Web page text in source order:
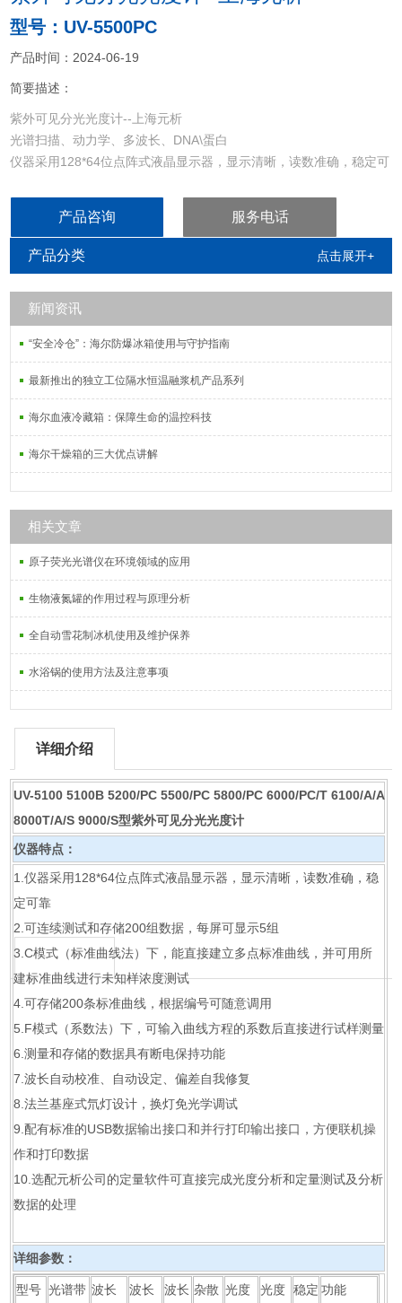
型号：UV-5500PC
产品时间：2024-06-19
简要描述：
紫外可见分光光度计--上海元析
光谱扫描、动力学、多波长、DNA\蛋白
仪器采用128*64位点阵式液晶显示器，显示清晰，读数准确，稳定可
产品咨询 服务电话
产品分类 点击展开+
新闻资讯
“安全冷仓”：海尔防爆冰箱使用与守护指南
最新推出的独立工位隔水恒温融浆机产品系列
海尔血液冷藏箱：保障生命的温控科技
海尔干燥箱的三大优点讲解
相关文章
原子荧光光谱仪在环境领域的应用
生物液氮罐的作用过程与原理分析
全自动雪花制冰机使用及维护保养
水浴锅的使用方法及注意事项
详细介绍
UV-5100 5100B 5200/PC 5500/PC 5800/PC 6000/PC/T 6100/A/A
8000T/A/S 9000/S型紫外可见分光光度计
仪器特点：
1.仪器采用128*64位点阵式液晶显示器，显示清晰，读数准确，稳
定可靠
2.可连续测试和存储200组数据，每屏可显示5组
3.C模式（标准曲线法）下，能直接建立多点标准曲线，并可用所
建标准曲线进行未知样浓度测试
4.可存储200条标准曲线，根据编号可随意调用
5.F模式（系数法）下，可输入曲线方程的系数后直接进行试样测量
6.测量和存储的数据具有断电保持功能
7.波长自动校准、自动设定、偏差自我修复
8.法兰基座式氘灯设计，换灯免光学调试
9.配有标准的USB数据输出接口和并行打印输出接口，方便联机操
作和打印数据
10.选配元析公司的定量软件可直接完成光度分析和定量测试及分析
数据的处理
详细参数：
型号 光谱带 波长 波长 波长 杂散 光度 光度 稳定 功能